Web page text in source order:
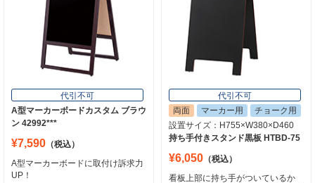
スタンド黒板 AKW-149
¥20,240
ちょうどいいサイズの両面スタンド黒
¥16,060
両面使えてマグネットも使えるアール
デザインのスタイリッシュなマーカー
スタンド
7 8
代引不可
A型マーカーボードカスタム ブラウ
ン 42992***
¥7,590 （税込）
A型マーカーボードに取付け訴求力
UP！
代引不可
両面
マーカー用
チョーク用
設置サイズ：H755×W380×D460
持ち手付きスタンド黒板 HTBD-75
¥6,050 （税込）
看板上部に持ち手がついているか